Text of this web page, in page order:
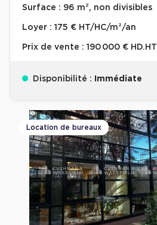
Surface : 96 m², non divisibles
Loyer : 175 € HT/HC/m²/an
Prix de vente : 190 000 € HD.HT
Disponibilité : Immédiate
Location de bureaux